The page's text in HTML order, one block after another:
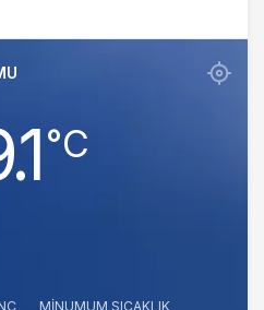
‎°C
MINUMUM SICAKLIK